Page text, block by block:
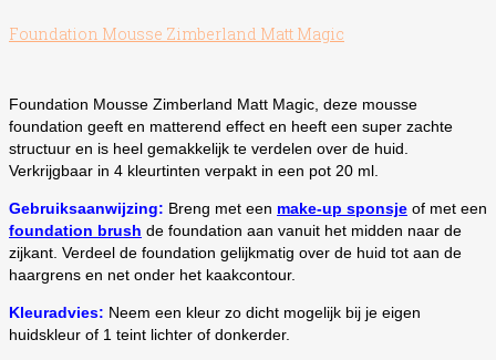
Foundation Mousse Zimberland Matt Magic
Foundation Mousse Zimberland Matt Magic, deze mousse
foundation geeft en matterend effect en heeft een super zachte
structuur en is heel gemakkelijk te verdelen over de huid.
Verkrijgbaar in 4 kleurtinten verpakt in een pot 20 ml.
Gebruiksaanwijzing: Breng met een make-up sponsje of met een
foundation brush de foundation aan vanuit het midden naar de
zijkant. Verdeel de foundation gelijkmatig over de huid tot aan de
haargrens en net onder het kaakcontour.
Kleuradvies: Neem een kleur zo dicht mogelijk bij je eigen
huidskleur of 1 teint lichter of donkerder.